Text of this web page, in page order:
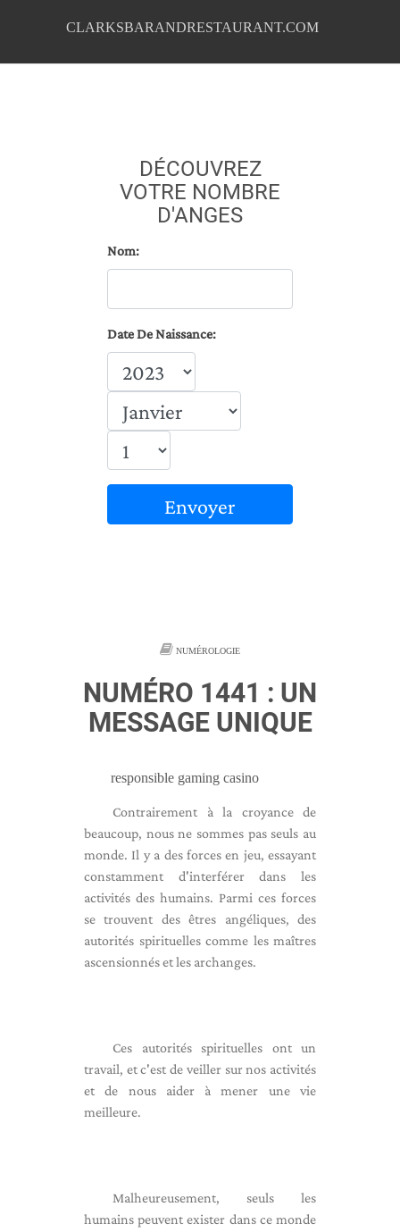
CLARKSBARANDRESTAURANT.COM
DÉCOUVREZ
VOTRE NOMBRE
D'ANGES
Nom:
Date De Naissance:
Envoyer
NUMÉROLOGIE
NUMÉRO 1441 : UN
MESSAGE UNIQUE
responsible gaming casino
Contrairement à la croyance de
beaucoup, nous ne sommes pas seuls au
monde. Il y a des forces en jeu, essayant
constamment d'interférer dans les
activités des humains. Parmi ces forces
se trouvent des êtres angéliques, des
autorités spirituelles comme les maîtres
ascensionnés et les archanges.
Ces autorités spirituelles ont un
travail, et c'est de veiller sur nos activités
et de nous aider à mener une vie
meilleure.
Malheureusement, seuls les
humains peuvent exister dans ce monde